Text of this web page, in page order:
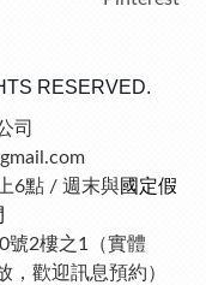
RESERVED.
司
6點 / 週末與國定假
號2樓之1（實體
歡迎訊息預約）